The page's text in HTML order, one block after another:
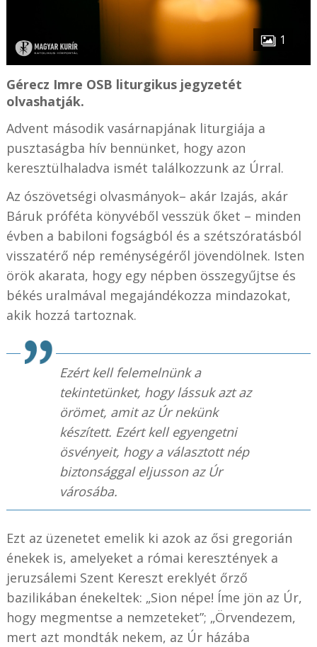
1
Gérecz Imre OSB liturgikus jegyzetét
olvashatják.
Advent második vasárnapjának liturgiája a
pusztaságba hív bennünket, hogy azon
keresztülhaladva ismét találkozzunk az Úrral.
Az ószövetségi olvasmányok– akár Izajás, akár
Báruk próféta könyvéből vesszük őket – minden
évben a babiloni fogságból és a szétszóratásból
visszatérő nép reménységéről jövendölnek. Isten
örök akarata, hogy egy népben összegyűjtse és
békés uralmával megajándékozza mindazokat,
akik hozzá tartoznak.
Ezért kell felemelnünk a
tekintetünket, hogy lássuk azt az
örömet, amit az Úr nekünk
készített. Ezért kell egyengetni
ösvényeit, hogy a választott nép
biztonsággal eljusson az Úr
városába.
Ezt az üzenetet emelik ki azok az ősi gregorián
énekek is, amelyeket a római keresztények a
jeruzsálemi Szent Kereszt ereklyét őrző
bazilikában énekeltek: „Sion népe! Íme jön az Úr,
hogy megmentse a nemzeteket”; „Örvendezem,
mert azt mondták nekem, az Úr házába